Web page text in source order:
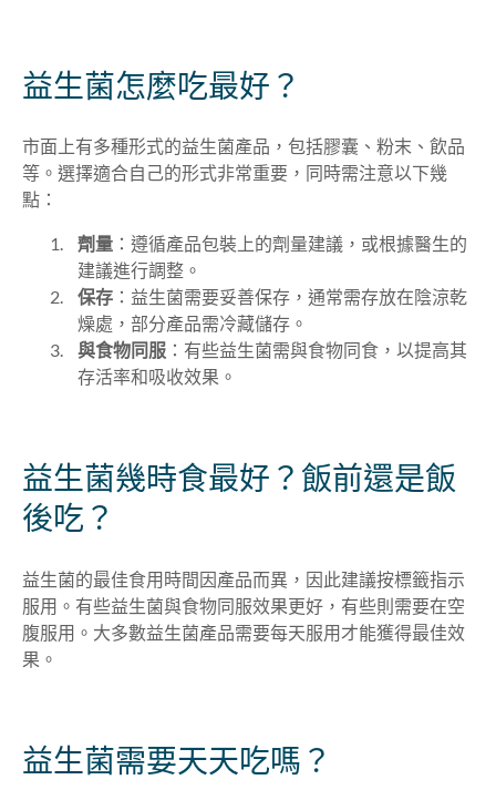
益生菌怎麼吃最好？
市面上有多種形式的益生菌產品，包括膠囊、粉末、飲品
等。選擇適合自己的形式非常重要，同時需注意以下幾
點：
劑量 ：遵循產品包裝上的劑量建議，或根據醫生的
建議進行調整。
保存 ：益生菌需要妥善保存，通常需存放在陰涼乾
燥處，部分產品需冷藏儲存。
與食物同服 ：有些益生菌需與食物同食，以提高其
存活率和吸收效果。
益生菌幾時食最好？飯前還是飯
後吃？
益生菌的最佳食用時間因產品而異，因此建議按標籤指示
服用。有些益生菌與食物同服效果更好，有些則需要在空
腹服用。大多數益生菌產品需要每天服用才能獲得最佳效
果。
益生菌需要天天吃嗎？